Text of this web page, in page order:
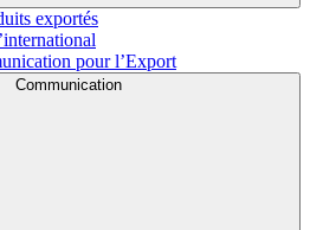
exportés
pour l’Export
Communication